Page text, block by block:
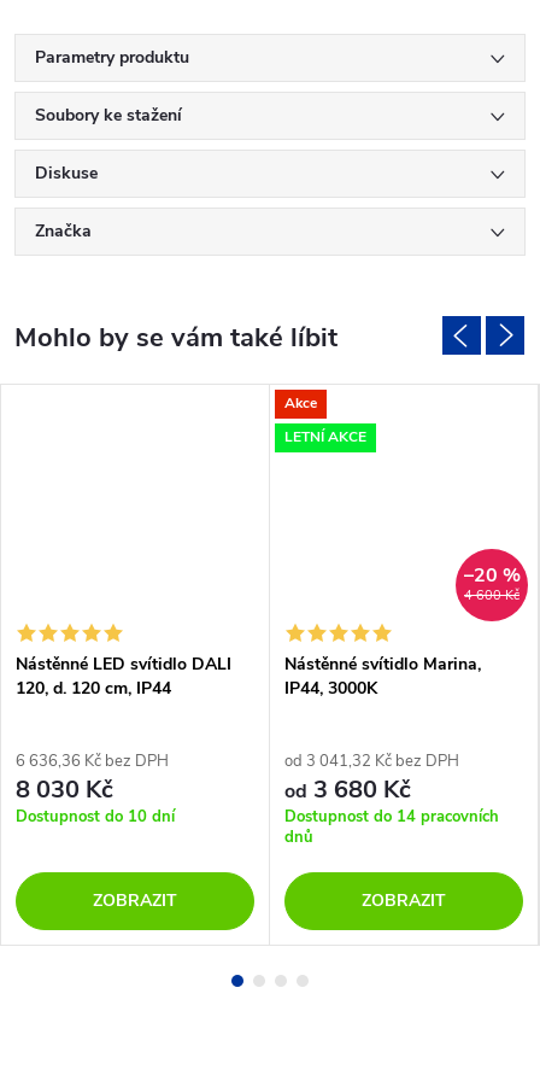
Parametry produktu
Soubory ke stažení
Diskuse
Značka
Nástěnné LED svítidlo DALI
120, d. 120 cm, IP44
6 636,36 Kč bez DPH
8 030 Kč
Dostupnost do 10 dní
ZOBRAZIT
Akce
LETNÍ AKCE
4 600 Kč
–20 %
Nástěnné svítidlo Marina,
IP44, 3000K
od 3 041,32 Kč bez DPH
od 3 680 Kč
Dostupnost do 14 pracovních
dnů
ZOBRAZIT